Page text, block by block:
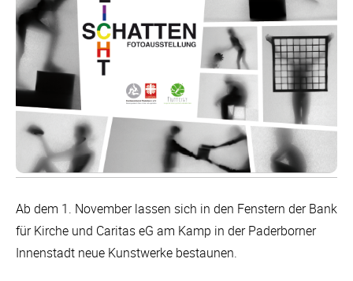
Ab dem 1. November lassen sich in den Fenstern der Bank
für Kirche und Caritas eG am Kamp in der Paderborner
Innenstadt neue Kunstwerke bestaunen.